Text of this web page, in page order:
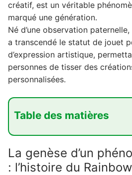
créatif, est un véritable
marqué une génération.
Né d’une observation
a transcendé le statut de jouet
d’expression artistique,
personnes de tisser des
personnalisées.
Table des matières
l'histoire du Rainbow Loom
1.1. De l'idée familiale à
La genèse d’un
: l’histoire du